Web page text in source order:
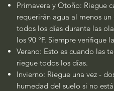
Primavera y Otoño: Riegue
requerirán agua al menos
todos los días durante las
los 90 °F. Siempre verifique
Verano: Esto es cuando las
riegue todos los días.
Invierno: Riegue una vez -
humedad del suelo si no